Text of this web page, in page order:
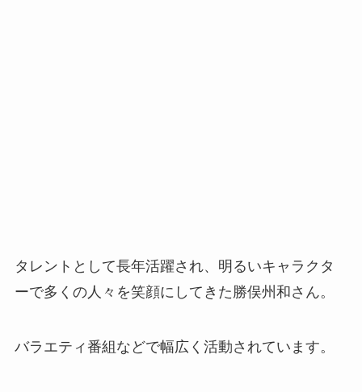
タレントとして長年活躍され、明るいキャラクタ
ーで多くの人々を笑顔にしてきた勝俣州和さん。
バラエティ番組などで幅広く活動されています。